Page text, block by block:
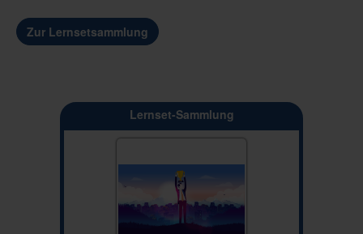
Zur Lernsetsammlung
Lernset-Sammlung